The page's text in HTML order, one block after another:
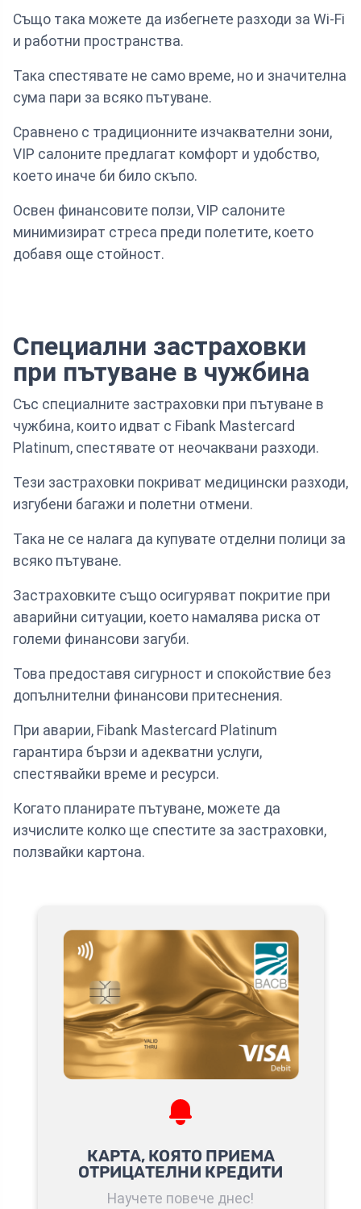
Също така можете да избегнете разходи за Wi-Fi
и работни пространства.
Така спестявате не само време, но и значителна
сума пари за всяко пътуване.
Сравнено с традиционните изчаквателни зони,
VIP салоните предлагат комфорт и удобство,
което иначе би било скъпо.
Освен финансовите ползи, VIP салоните
минимизират стреса преди полетите, което
добавя още стойност.
Специални застраховки
при пътуване в чужбина
Със специалните застраховки при пътуване в
чужбина, които идват с Fibank Mastercard
Platinum, спестявате от неочаквани разходи.
Тези застраховки покриват медицински разходи,
изгубени багажи и полетни отмени.
Така не се налага да купувате отделни полици за
всяко пътуване.
Застраховките също осигуряват покритие при
аварийни ситуации, което намалява риска от
големи финансови загуби.
Това предоставя сигурност и спокойствие без
допълнителни финансови притеснения.
При аварии, Fibank Mastercard Platinum
гарантира бързи и адекватни услуги,
спестявайки време и ресурси.
Когато планирате пътуване, можете да
изчислите колко ще спестите за застраховки,
ползвайки картона.
КАРТА, КОЯТО ПРИЕМА
ОТРИЦАТЕЛНИ КРЕДИТИ
Научете повече днес!